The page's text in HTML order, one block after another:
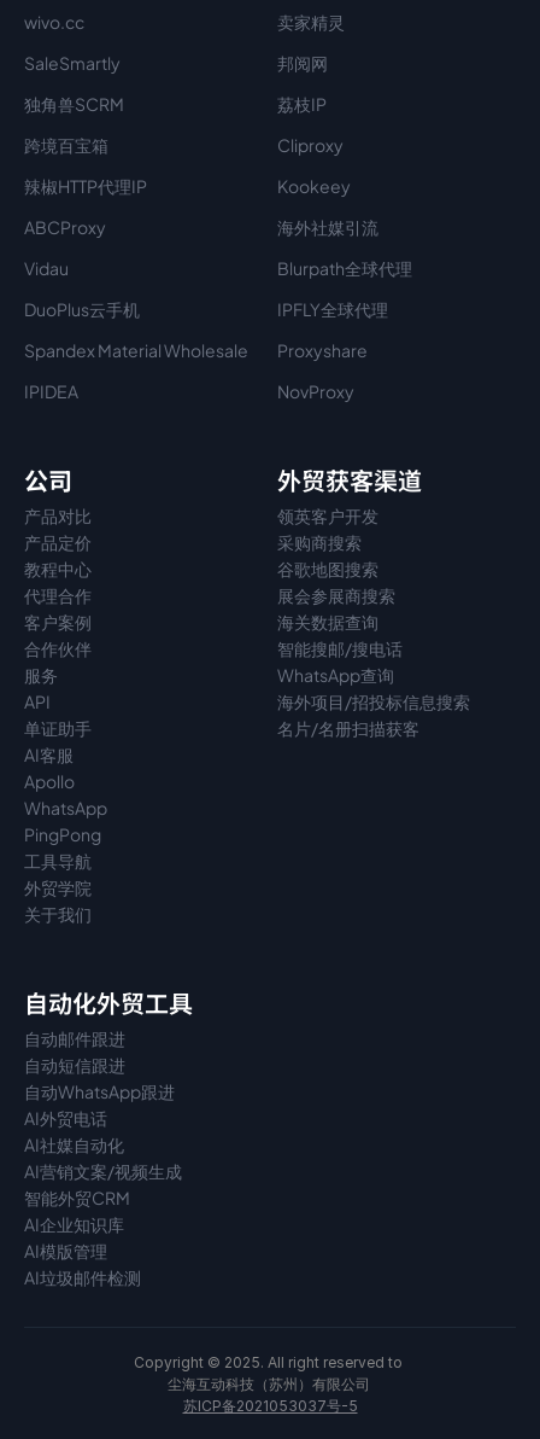
wivo.cc
卖家精灵
SaleSmartly
邦阅网
独角兽SCRM
荔枝IP
跨境百宝箱
Cliproxy
辣椒HTTP代理IP
Kookeey
ABCProxy
海外社媒引流
Vidau
Blurpath全球代理
DuoPlus云手机
IPFLY全球代理
Spandex Material Wholesale​
Proxyshare
IPIDEA
NovProxy
公司
产品对比
产品定价
教程中心
代理合作
客户案例
合作伙伴
服务
API
单证助手
AI客服
Apollo
WhatsApp
PingPong
工具导航
外贸学院
关于我们
外贸获客渠道
领英客户开发
采购商搜索
谷歌地图搜索
展会参展商搜索
海关数据查询
智能搜邮/搜电话
WhatsApp查询
海外项目/招投标信息搜索
名片/名册扫描获客
自动化外贸工具
自动邮件跟进
自动短信跟进
自动WhatsApp跟进
AI外贸电话
AI社媒自动化
AI营销文案/视频生成
智能外贸CRM
AI企业知识库
AI模版管理
AI垃圾邮件检测
Copyright © 2025. All right reserved to
尘海互动科技（苏州）有限公司
苏ICP备2021053037号-5